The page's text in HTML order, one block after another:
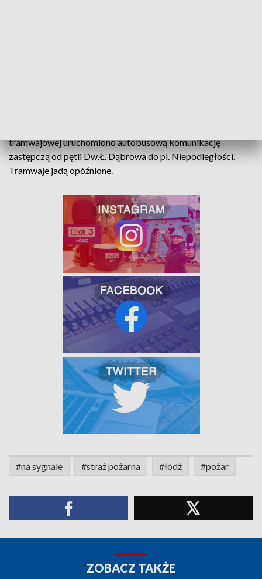
tramwajowej uruchomiono autobusową komunikację
zastępczą od pętli Dw.Ł. Dąbrowa do pl. Niepodległości.
Tramwaje jadą opóźnione.
#na sygnale #straż pożarna #łódź #pożar
ZOBACZ TAKŻE